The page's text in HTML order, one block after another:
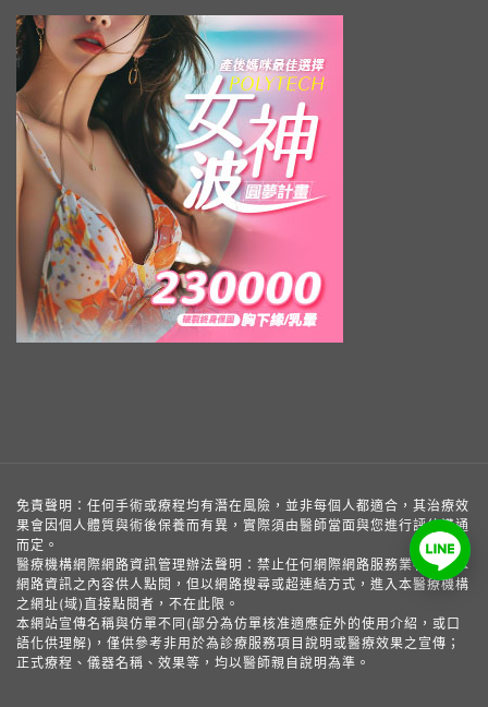
免責聲明：任何手術或療程均有潛在風險，並非每個人都適合，其治療效
果會因個人體質與術後保養而有異，實際須由醫師當面與您進行評估溝通
而定。
醫療機構網際網路資訊管理辦法聲明：禁止任何網際網路服務業者轉錄本
網路資訊之內容供人點閱，但以網路搜尋或超連結方式，進入本醫療機構
之網址(域)直接點閱者，不在此限。
本網站宣傳名稱與仿單不同(部分為仿單核准適應症外的使用介紹，或口
語化供理解)，僅供參考非用於為診療服務項目說明或醫療效果之宣傳；
正式療程、儀器名稱、效果等，均以醫師親自說明為準。